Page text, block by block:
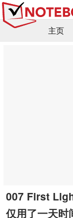
主页
007 First
仅用了一天时